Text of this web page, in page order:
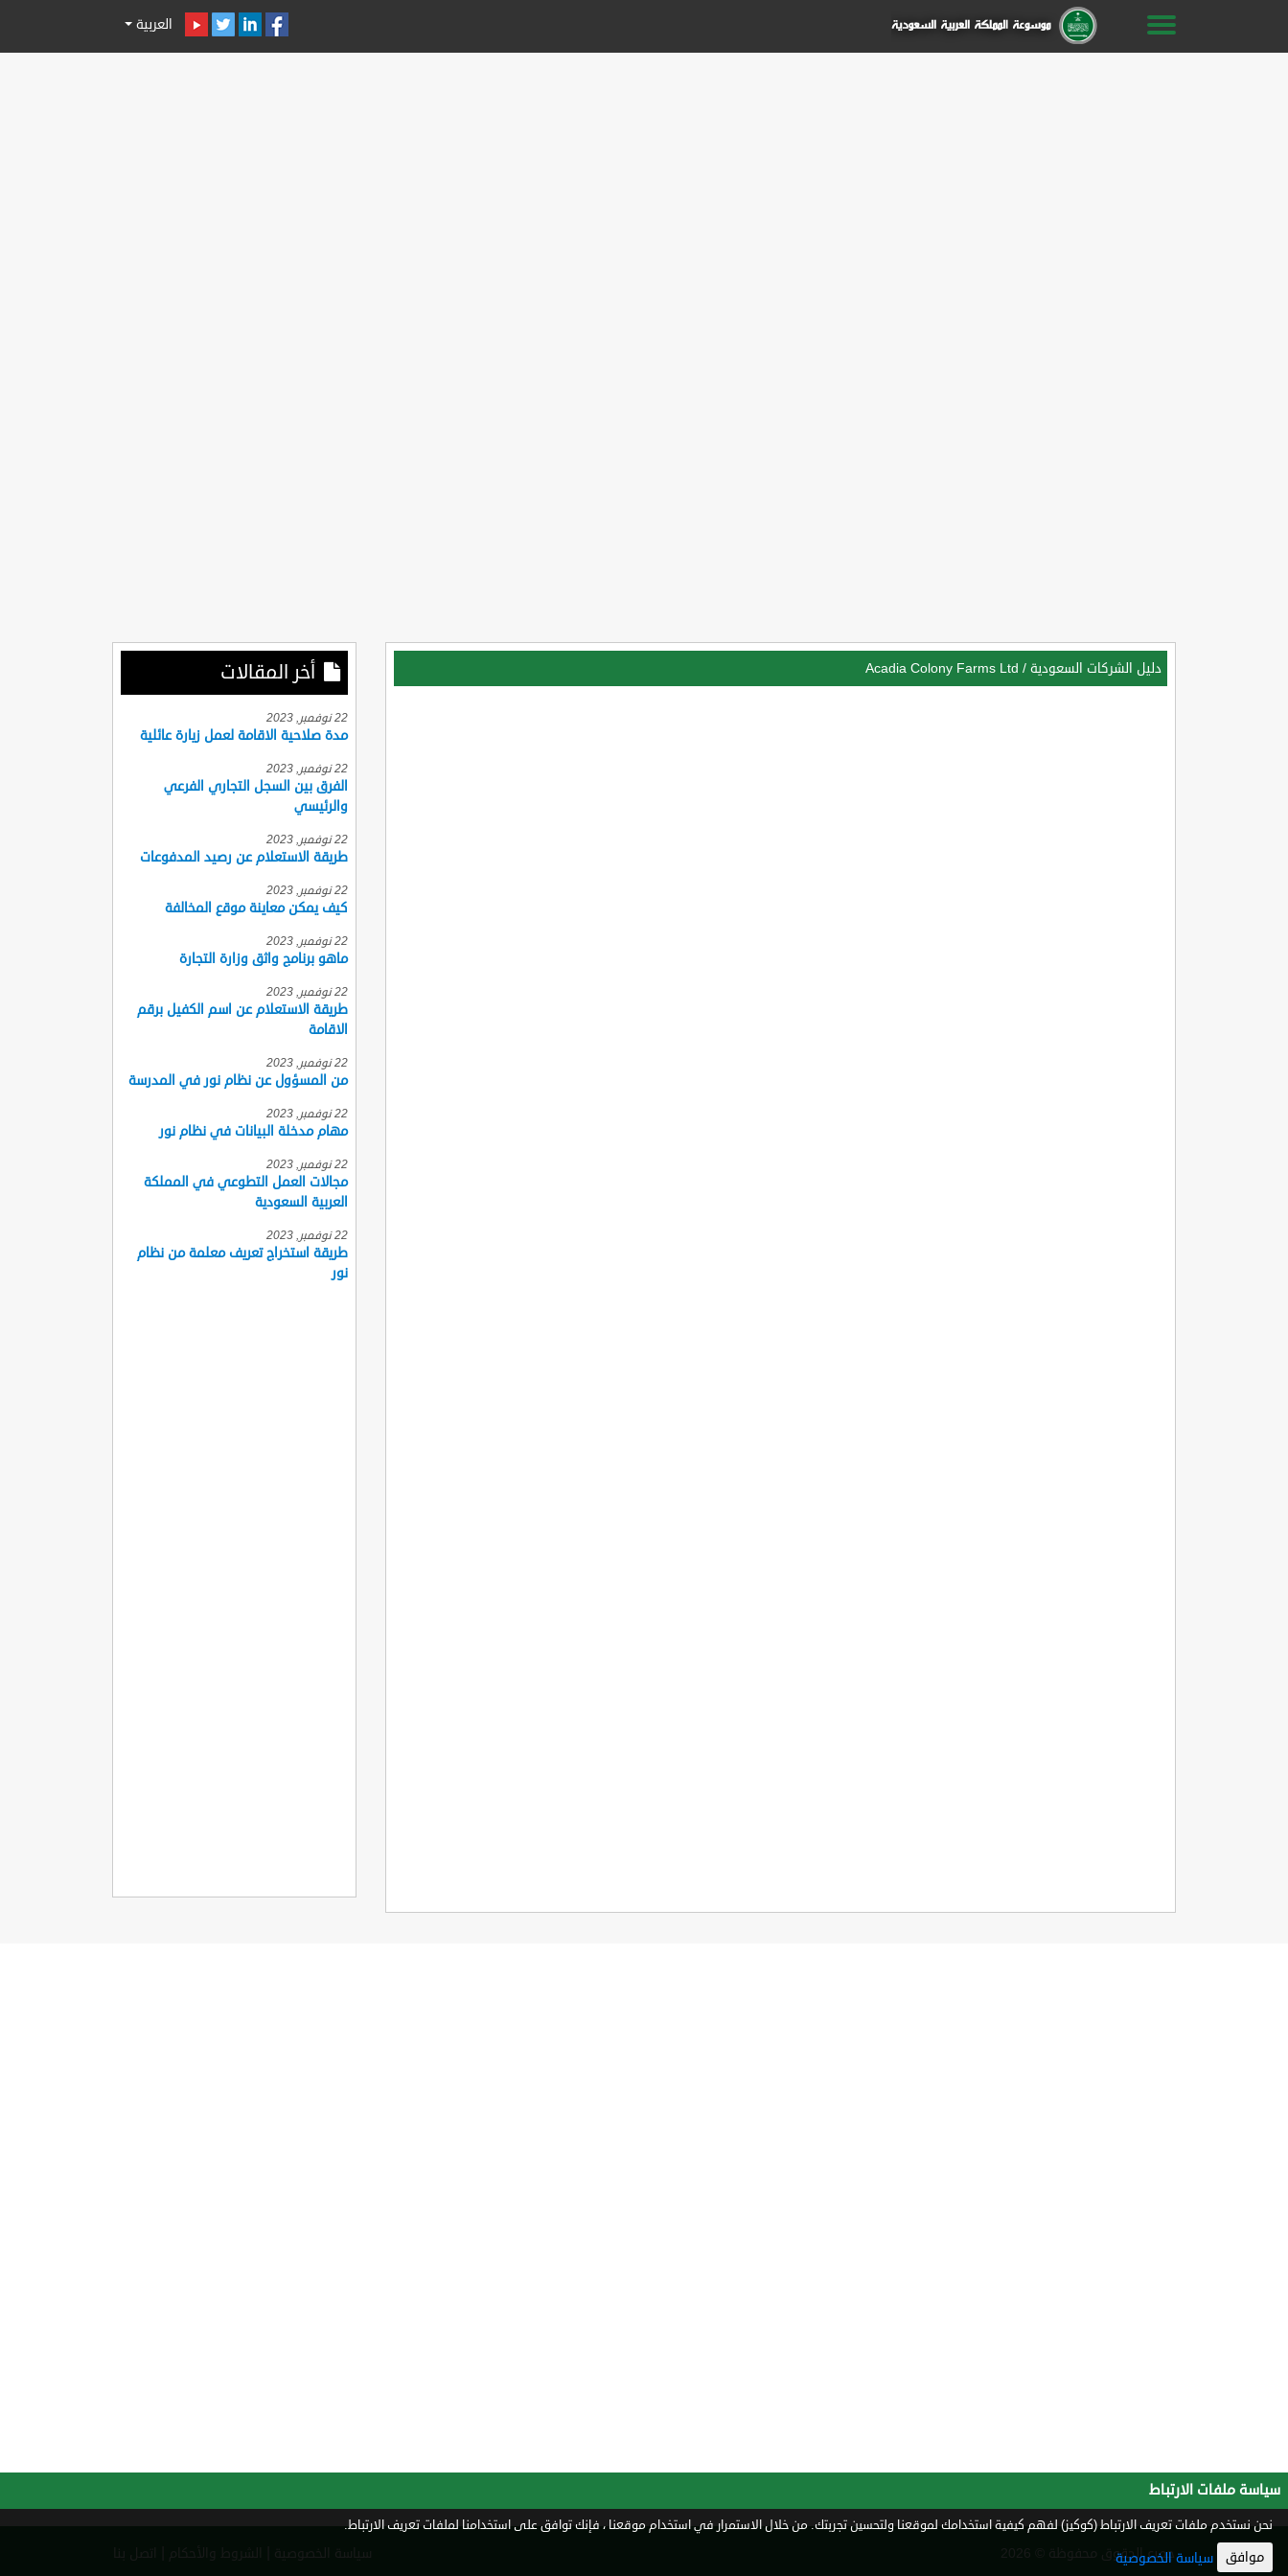
العربية
دليل الشركات السعودية /
Acadia Colony Farms Ltd أخر المقالات
22 نوفمبر, 2023
مدة صلاحية الاقامة لعمل زيارة عائلية
22 نوفمبر, 2023
الفرق بين السجل التجاري الفرعي
والرئيسي
22 نوفمبر, 2023
طريقة الاستعلام عن رصيد المدفوعات
22 نوفمبر, 2023
كيف يمكن معاينة موقع المخالفة
22 نوفمبر, 2023
ماهو برنامج واثق وزارة التجارة
22 نوفمبر, 2023
طريقة الاستعلام عن اسم الكفيل برقم
الاقامة
22 نوفمبر, 2023
من المسؤول عن نظام نور في المدرسة
22 نوفمبر, 2023
مهام مدخلة البيانات في نظام نور
22 نوفمبر, 2023
مجالات العمل التطوعي في المملكة
العربية السعودية
22 نوفمبر, 2023
طريقة استخراج تعريف معلمة من نظام
نور
جميع الحقوق محفوظة © 2026
سياسة ملفات الارتباط
نحن نستخدم ملفات تعريف الارتباط (كوكيز) لفهم كيفية استخدامك لموقعنا ولتحسين تجربتك. من خلال الاستمرار في استخدام موقعنا ، فإنك توافق على استخدامنا لملفات تعريف الارتباط.
موافق سياسة الخصوصية